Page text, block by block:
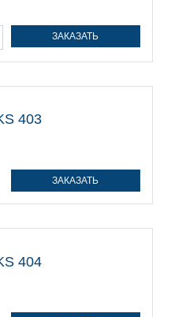
ЗАКАЗАТЬ
ЗАКАЗАТЬ